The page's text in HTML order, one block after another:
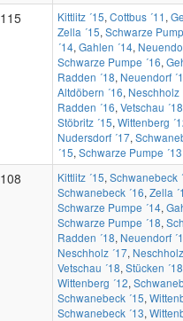
115 Kittlitz ´15, Cottbus ´11 ,
Zella ´15, Schwarze
´14, Gahlen ´14,
Schwarze Pumpe ´16,
Radden ´18, Neuendorf
Altdöbern ´16, Neschholz
Radden ´16, Vetschau ´18
Stöbritz ´15, Wittenberg
Nudersdorf ´17,
´15, Schwarze Pumpe ´13
108 Kittlitz ´15, Schwanebeck
Schwanebeck ´16, Zella
Schwarze Pumpe ´14,
Schwarze Pumpe ´18,
Radden ´18, Neuendorf
Neschholz ´17,
Vetschau ´18, Stücken ´18
Wittenberg ´12,
Schwanebeck ´15,
Schwanebeck ´13,